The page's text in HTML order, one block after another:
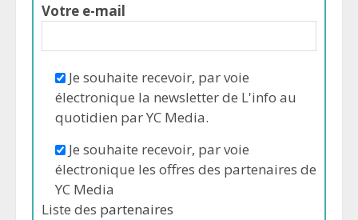
Votre e-mail
Je souhaite recevoir, par voie
électronique la newsletter de L'info au
quotidien par YC Media.
Je souhaite recevoir, par voie
électronique les offres des partenaires de
YC Media
Liste des partenaires